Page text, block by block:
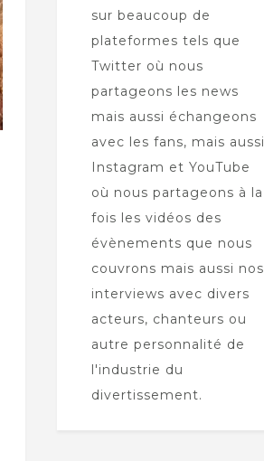
sur beaucoup de
plateformes tels que
Twitter où nous
partageons les news
mais aussi échangeons
avec les fans, mais aussi
Instagram et YouTube
où nous partageons à la
fois les vidéos des
évènements que nous
couvrons mais aussi nos
interviews avec divers
acteurs, chanteurs ou
autre personnalité de
l'industrie du
divertissement.